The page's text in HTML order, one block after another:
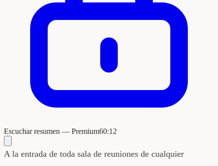
Escuchar resumen — Premium60:12
A la entrada de toda sala de reuniones de cualquier